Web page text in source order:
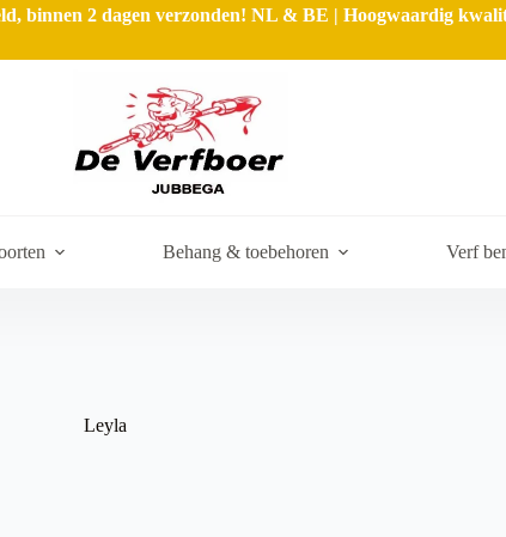
binnen 2 dagen verzonden! NL & BE | Hoogwaardig
Behang & toebehoren Verf
Leyla